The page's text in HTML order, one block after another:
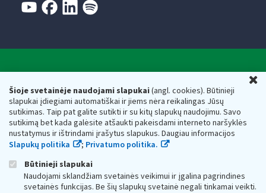
Šioje svetainėje naudojami slapukai(angl. cookies). Būtinieji
slapukai įdiegiami automatiškai ir jiems nėra reikalingas Jūsų
sutikimas. Taip pat galite sutikti ir su kitų slapukų naudojimu. Savo
sutikimą bet kada galėsite atšaukti pakeisdami interneto naršyklės
nustatymus ir ištrindami įrašytus slapukus. Daugiau informacijos
Slapukų politika
; Privatumo politika.
Būtinieji slapukai
Naudojami sklandžiam svetainės veikimui ir įgalina pagrindines
svetainės funkcijas. Be šių slapukų svetainė negali tinkamai veikti.
Respublikos finansų ministerijos
Biudžetinė įstaiga. Juridinio asmens kodas — 188659752,
adresas: Vasario 16-osios g. 14, 01107 Vilnius, Lietuva, el.paštas:
vmi@vmi.lt, E. pristatymo dėžutės adresas 188659752
Duomenys apie Valstybinę mokesčių inspekciją prie Lietuvos
Respublikos finansų ministerijos kaupiami ir saugomi Juridinių